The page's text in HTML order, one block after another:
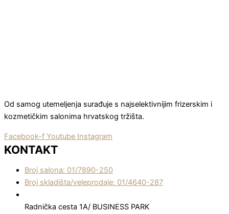
Od samog utemeljenja surađuje s najselektivnijim frizerskim i
kozmetičkim salonima hrvatskog tržišta.
Facebook-f Youtube Instagram
KONTAKT
Broj salona: 01/7890-250
Broj skladišta/veleprodaje: 01/4640-287
Radnička cesta 1A/ BUSINESS PARK